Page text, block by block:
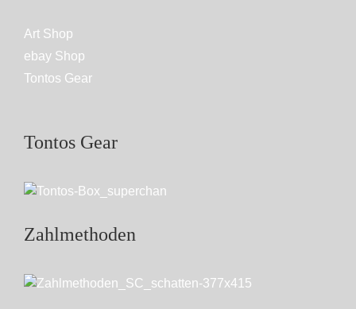
Art Shop
ebay Shop
Tontos Gear
Tontos Gear
Zahlmethoden